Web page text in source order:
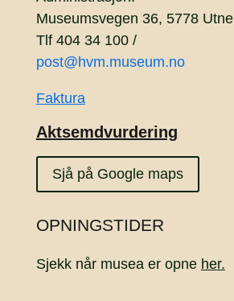
Museumsvegen 36, 5778 Utne
Tlf 404 34 100 /
post@hvm.museum.no
Faktura
Aktsemdvurdering
Sjå på Google maps
OPNINGSTIDER
Sjekk når musea er opne her.